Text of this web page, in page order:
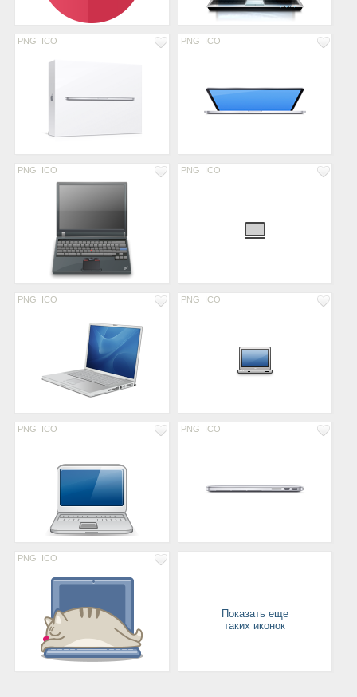
PNG ICO PNG ICO
PNG ICO PNG ICO
PNG ICO PNG ICO
PNG ICO PNG ICO
PNG ICO
Показать еще
таких иконок